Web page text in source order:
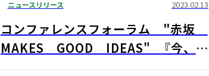
ニュースリリース 2023.02.13
コンファレンスフォーラム "赤坂
MAKES GOOD IDEAS" 『今、働
く場所を考える』 我々が今やらなけ